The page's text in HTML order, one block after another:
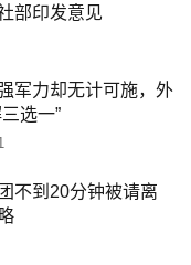
部印发意见
军力却无计可施，外
选一”
不到20分钟被请离